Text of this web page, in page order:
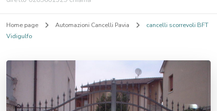
Home page Automazioni Cancelli Pavia
cancelli scorrevoli BFT
Vidigulfo